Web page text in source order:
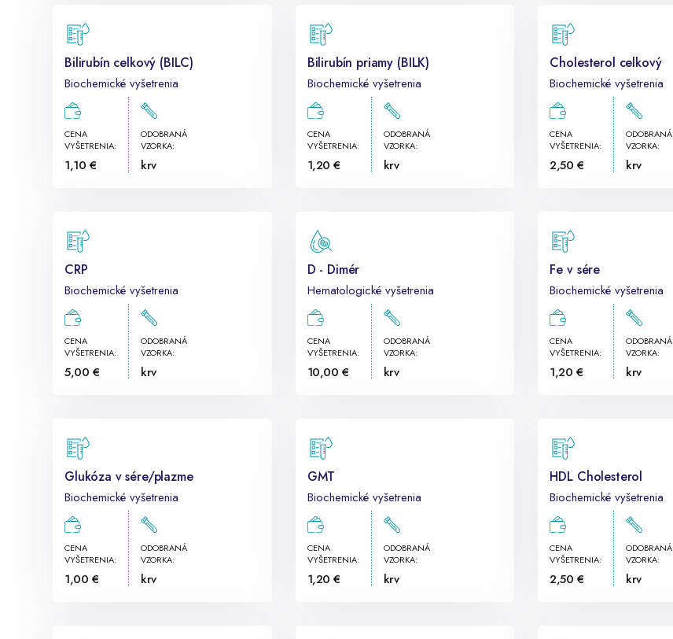
Bilirubín celkový (BILC)
Biochemické vyšetrenia
CENA
VYŠETRENIA:
1,10 €
ODOBRANÁ
VZORKA:
krv
Bilirubín priamy (BILK)
Biochemické vyšetrenia
CENA
VYŠETRENIA:
1,20 €
ODOBRANÁ
VZORKA:
krv
Cholesterol celkový
Biochemické vyšetrenia
CENA
VYŠETRENIA:
2,50 €
ODOBRANÁ
VZORKA:
krv
CRP
Biochemické vyšetrenia
CENA
VYŠETRENIA:
5,00 €
ODOBRANÁ
VZORKA:
krv
D - Dimér
Hematologické vyšetrenia
CENA
VYŠETRENIA:
10,00 €
ODOBRANÁ
VZORKA:
krv
Fe v sére
Biochemické vyšetrenia
CENA
VYŠETRENIA:
1,20 €
ODOBRANÁ
VZORKA:
krv
Glukóza v sére/plazme
Biochemické vyšetrenia
CENA
VYŠETRENIA:
1,00 €
ODOBRANÁ
VZORKA:
krv
GMT
Biochemické vyšetrenia
CENA
VYŠETRENIA:
1,20 €
ODOBRANÁ
VZORKA:
krv
HDL Cholesterol
Biochemické vyšetrenia
CENA
VYŠETRENIA:
2,50 €
ODOBRANÁ
VZORKA:
krv